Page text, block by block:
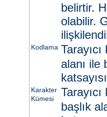
belirtir.
olabilir.
Kodlama
alanı ile
Karakter
Kümesi
başlık